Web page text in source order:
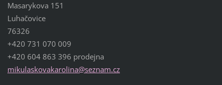
Masarykova 151
Luhačovice
76326
+420 731 070 009
+420 604 863 396 prodejna
mikulaskovakarolina@seznam.cz